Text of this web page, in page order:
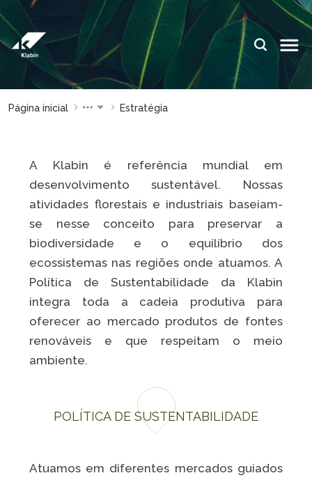
Pular para o Conteúdo principal
IDIOMAS:
Relatório de
Sustentabilidade
Plante com a
Todas Florestas
Importam
Painel ASG
Klabin
Blog
Inova
Klabin
Caiubi
Parque
Página inicial Estratégia
A Klabin é referência mundial em
desenvolvimento sustentável. Nossas
atividades florestais e industriais baseiam-
se nesse conceito para preservar a
biodiversidade e o equilíbrio dos
ecossistemas nas regiões onde atuamos. A
Política de Sustentabilidade da Klabin
integra toda a cadeia produtiva para
oferecer ao mercado produtos de fontes
renováveis e que respeitam o meio
ambiente.
POLÍTICA DE SUSTENTABILIDADE
Atuamos em diferentes mercados guiados